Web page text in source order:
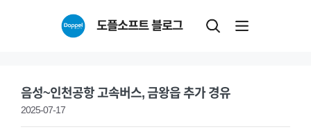
도플소프트 블로그
음성~인천공항 고속버스, 금왕읍 추가 경유
2025-07-17